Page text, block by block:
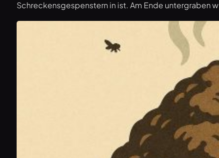
Schreckensgespenstern in ist. Am Ende untergraben